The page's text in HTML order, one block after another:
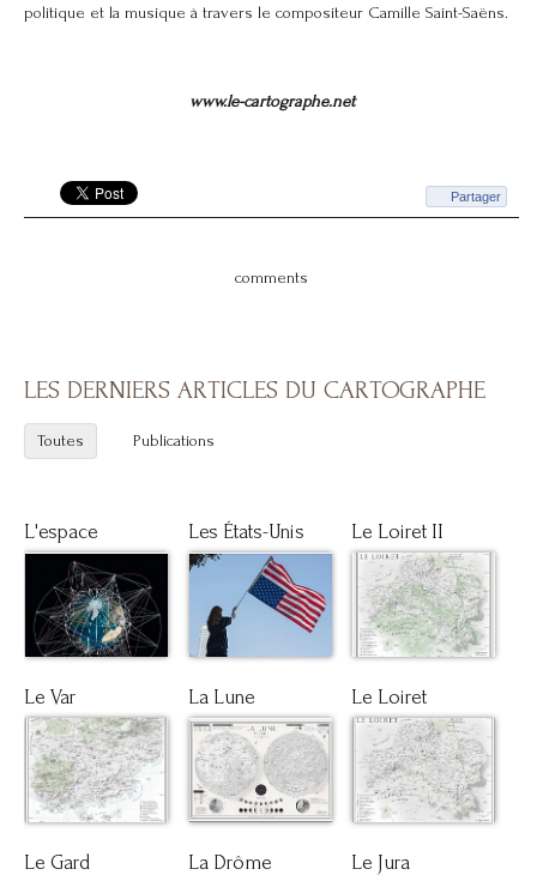
politique et la musique à travers le compositeur Camille Saint-Saëns.
www.le-cartographe.net
Partager
comments
LES DERNIERS ARTICLES DU CARTOGRAPHE
Toutes Publications
L'espace Les États-Unis Le Loiret II
Le Var La Lune Le Loiret
Le Gard La Drôme Le Jura